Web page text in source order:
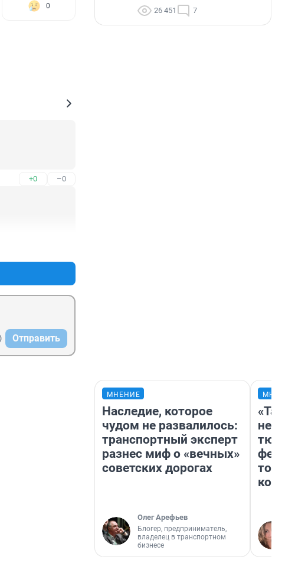
0
+0 –0
Отправить
26 451 7
МНЕНИЕ
Наследие, которое
чудом не развалилось:
транспортный эксперт
разнес миф о «вечных»
советских дорогах
Олег Арефьев
Блогер, предприниматель,
владелец в транспортном
бизнесе
не